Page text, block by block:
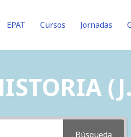
EPAT Cursos Jornadas
Búsqueda